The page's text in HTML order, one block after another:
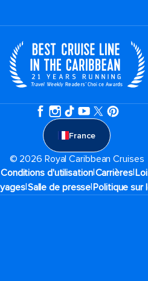
France
© 2026 Royal Caribbean Cruises
Conditions d'utilisation|Carrières|
|Salle de presse|Politique sur